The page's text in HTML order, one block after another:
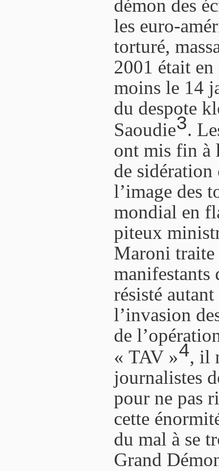
démon des
les euro-
torturé,
2001 était
moins le 14
du despote
Saoudie3.
ont mis fin à
de sidération
l’image des
mondial en
piteux
Maroni traite
manifestants
résisté
l’invasion
de
« TAV »4, il
journalistes
pour ne pas
cette
du mal à se
Grand